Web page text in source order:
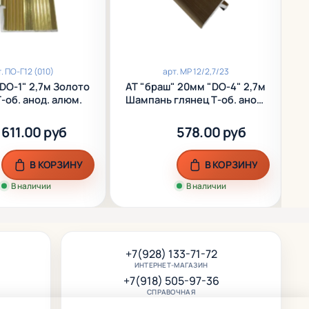
ПО-Г12 (010)
1" 2,7м Золото
об. анод. алюм.
611.00 руб
В наличии
В КОРЗИНУ
арт.МР 12/2,7/23
АТ "браш" 20мм "DO-4" 2,7м
Шампань глянец Т-об. анод.
578.00 руб
В наличии
В КОРЗИНУ
+7(928) 133-71-72
ИНТЕРНЕТ-МАГАЗИН
+7(918) 505-97-36
СПРАВОЧНАЯ